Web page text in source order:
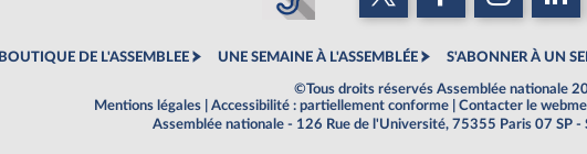
BOUTIQUE DE L'ASSEMBLEE UNE SEMAINE À L'ASSEMBLÉE S'ABONNER À UN
©Tous droits réservés Assemblée nationale
Mentions légales
Accessibilité : partiellement conforme Contacter le
Assemblée nationale - 126 Rue de l'Université, 75355 Paris 07 SP